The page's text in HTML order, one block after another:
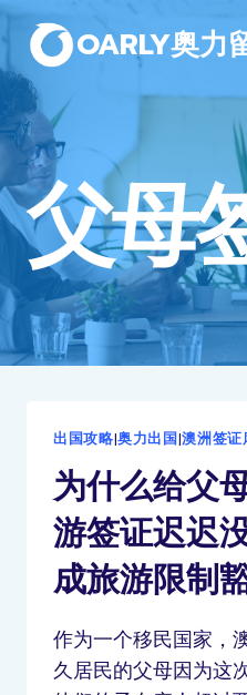
OARLY奥力
父母
出国攻略|奥力出国 |澳洲签证
为什么给父
游签证迟迟
成旅游限制
作为一个移民国家，
久居民的父母因为这